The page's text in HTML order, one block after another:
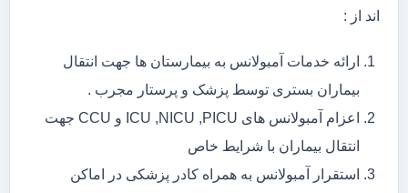
اند از :
ارائه خدمات آمبولانس به بیمارستان ها جهت انتقال
بیماران بستری توسط پزشک و پرستار مجرب .
اعزام آمبولانس های ICU ,NICU ,PICU و CCU جهت
انتقال بیماران با شرایط خاص
استقرار آمبولانس به همراه کادر پزشکی در اماکن